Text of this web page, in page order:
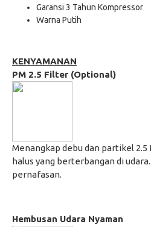
Garansi 3 Tahun Kompressor
Warna Putih
KENYAMANAN
PM 2.5 Filter (Optional)
Menangkap debu dan partikel
halus yang berterbangan di
pernafasan.
Hembusan Udara Nyaman